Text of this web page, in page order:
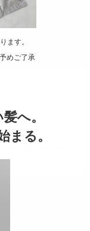
ます。
めご了承
へ。
まる。